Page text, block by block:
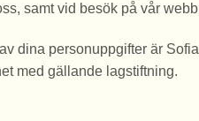
samt vid besök på vår
dina personuppgifter är
med gällande lagstiftning.